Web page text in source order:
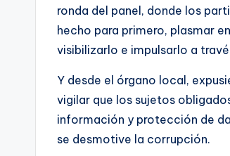
ronda del panel, donde los
hecho para primero, plasmar
visibilizarlo e impulsarlo a
Y desde el órgano local,
vigilar que los sujetos
información y protección de
se desmotive la corrupción.